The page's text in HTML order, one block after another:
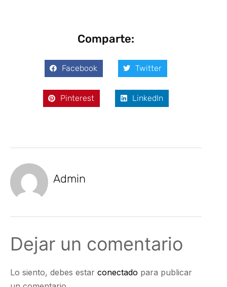
Comparte:
Facebook Twitter
Pinterest LinkedIn
Admin
Dejar un comentario
Lo siento, debes estar conectado para publicar